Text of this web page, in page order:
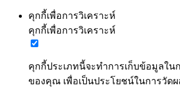
คุกกี้เพื่อการวิเคราะห์
คุกกี้เพื่อการวิเคราะห์
คุกกี้ประเภทนี้จะทำการเก็บข้อมูลใน
ของคุณ เพื่อเป็นประโยชน์ในการวัดผ